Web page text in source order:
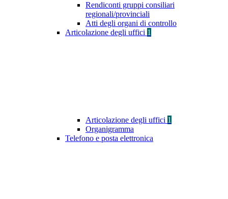
Rendiconti gruppi consiliari
regionali/provinciali
Atti degli organi di controllo
Articolazione degli uffici 1
Articolazione degli uffici 1
Organigramma
Telefono e posta elettronica